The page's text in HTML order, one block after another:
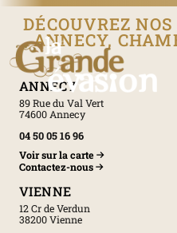
DÉCOUVREZ
ANNECY,
ANNECY
89 Rue du Val Vert
74600 Annecy
04 50 05 16 96
Voir sur la carte
Contactez-nous
VIENNE
12 Cr de Verdun
38200 Vienne